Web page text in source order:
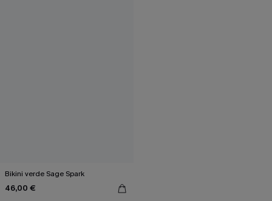
Bikini verde Sage Spark
46,00 €